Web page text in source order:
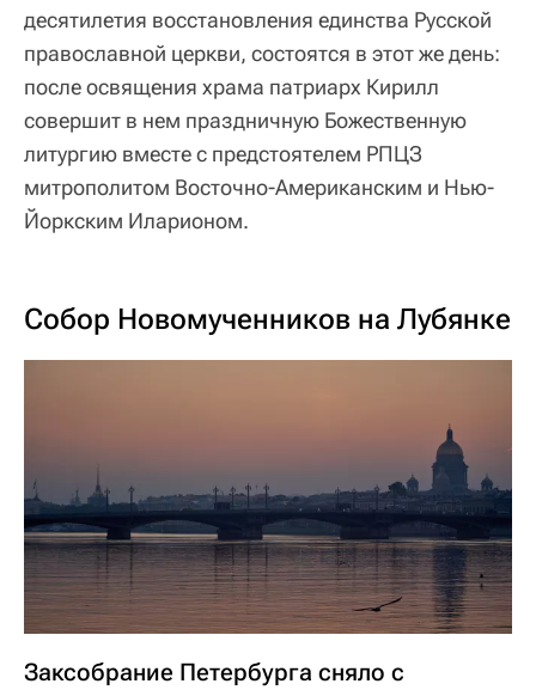
десятилетия восстановления единства Русской
православной церкви, состоятся в этот же день:
после освящения храма патриарх Кирилл
совершит в нем праздничную Божественную
литургию вместе с предстоятелем РПЦЗ
митрополитом Восточно-Американским и Нью-
Йоркским Иларионом.
Собор Новомученников на Лубянке
Заксобрание Петербурга сняло с